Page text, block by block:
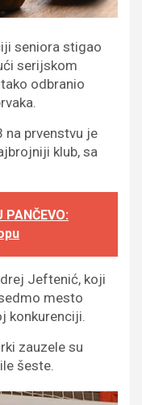
seniora stigao
serijskom
odbranio
na prvenstvu je
klub, sa
PANČEVO:
Jeftenić, koji
mesto
konkurenciji.
zauzele su
šeste.